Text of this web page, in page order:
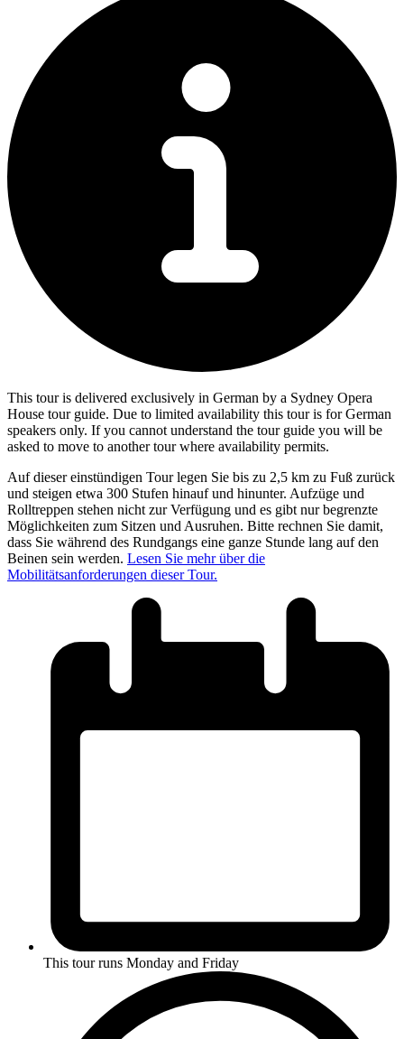
This tour is delivered exclusively in German by a Sydney Opera
House tour guide. Due to limited availability this tour is for German
speakers only. If you cannot understand the tour guide you will be
asked to move to another tour where availability permits.
Auf dieser einstündigen Tour legen Sie bis zu 2,5 km zu Fuß zurück
und steigen etwa 300 Stufen hinauf und hinunter. Aufzüge und
Rolltreppen stehen nicht zur Verfügung und es gibt nur begrenzte
Möglichkeiten zum Sitzen und Ausruhen. Bitte rechnen Sie damit,
dass Sie während des Rundgangs eine ganze Stunde lang auf den
Beinen sein werden. Lesen Sie mehr über die
Mobilitätsanforderungen dieser Tour.
This tour runs Monday and Friday